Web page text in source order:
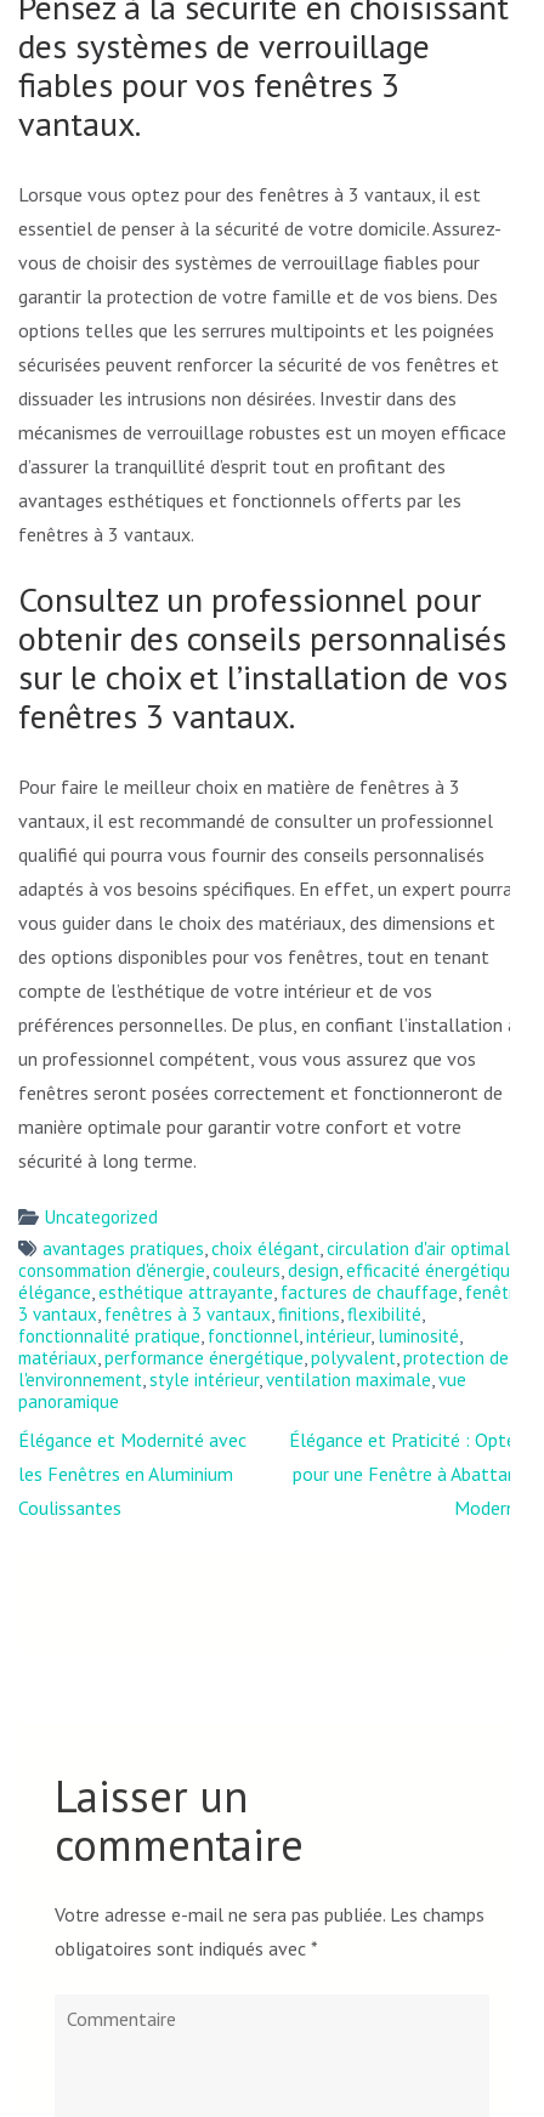
des systèmes de verrouillage
fiables pour vos fenêtres 3
vantaux.
Lorsque vous optez pour des fenêtres à 3 vantaux, il est
essentiel de penser à la sécurité de votre domicile. Assurez-
vous de choisir des systèmes de verrouillage fiables pour
garantir la protection de votre famille et de vos biens. Des
options telles que les serrures multipoints et les poignées
sécurisées peuvent renforcer la sécurité de vos fenêtres et
dissuader les intrusions non désirées. Investir dans des
mécanismes de verrouillage robustes est un moyen efficace
d’assurer la tranquillité d’esprit tout en profitant des
avantages esthétiques et fonctionnels offerts par les
fenêtres à 3 vantaux.
Consultez un professionnel pour
obtenir des conseils personnalisés
sur le choix et l’installation de vos
fenêtres 3 vantaux.
Pour faire le meilleur choix en matière de fenêtres à 3
vantaux, il est recommandé de consulter un professionnel
qualifié qui pourra vous fournir des conseils personnalisés
adaptés à vos besoins spécifiques. En effet, un expert pourra
vous guider dans le choix des matériaux, des dimensions et
des options disponibles pour vos fenêtres, tout en tenant
compte de l’esthétique de votre intérieur et de vos
préférences personnelles. De plus, en confiant l’installation à
un professionnel compétent, vous vous assurez que vos
fenêtres seront posées correctement et fonctionneront de
manière optimale pour garantir votre confort et votre
sécurité à long terme.
Uncategorized
avantages pratiques,choix élégant,circulation d'air optimale
consommation d'énergie,couleurs,design,efficacité énergétique
élégance,esthétique attrayante, factures de chauffage, fenêtre
3 vantaux, fenêtres à 3 vantaux,finitions,flexibilité,
fonctionnalité pratique, fonctionnel,intérieur, luminosité,
matériaux,performance énergétique,polyvalent,protection de
l'environnement,style intérieur,ventilation maximale,vue
panoramique
Navigation
de
l’article
Élégance et Modernité avec
les Fenêtres en Aluminium
Coulissantes
Élégance et Praticité : Optez
pour une Fenêtre à Abattant
Moderne
Laisser un
commentaire
Votre adresse e-mail ne sera pas publiée. Les champs
obligatoires sont indiqués avec *
Commentaire